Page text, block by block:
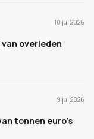
10 jul 2026
overleden
9 jul 2026
tonnen euro's